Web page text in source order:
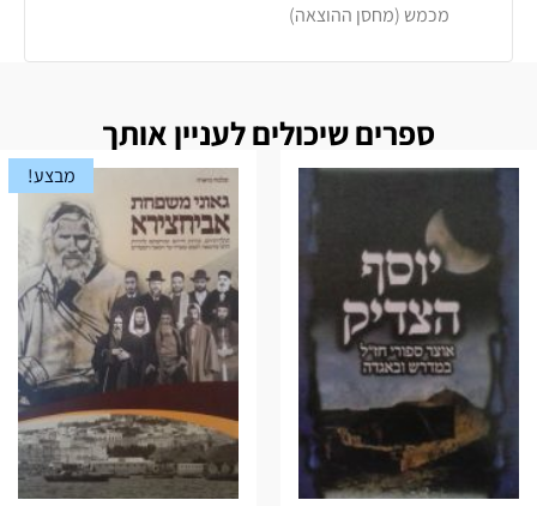
מכמש (מחסן ההוצאה)
ספרים שיכולים לעניין אותך
מבצע!